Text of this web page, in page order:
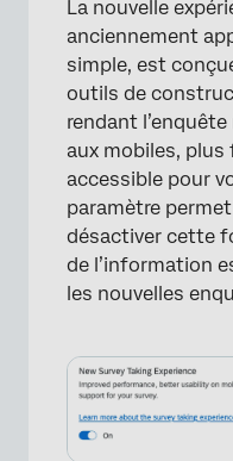
La nouvelle
anciennement
simple, est
outils de
rendant
aux mobiles,
accessible pour
paramètre
désactiver cette
de l’information
les nouvelles